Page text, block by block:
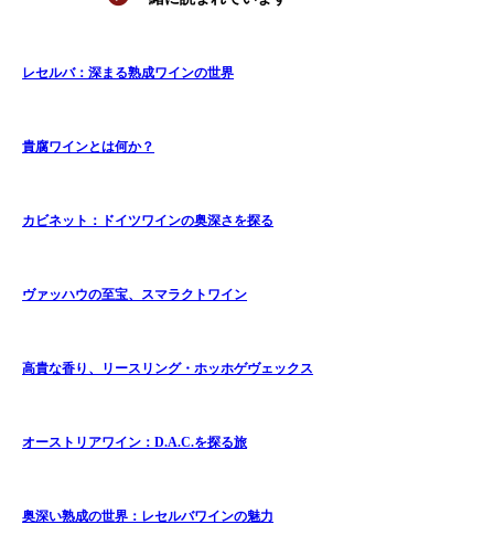
レセルバ：深まる熟成ワインの世界
貴腐ワインとは何か？
カビネット：ドイツワインの奥深さを探る
ヴァッハウの至宝、スマラクトワイン
高貴な香り、リースリング・ホッホゲヴェックス
オーストリアワイン：D.A.C.を探る旅
奥深い熟成の世界：レセルバワインの魅力